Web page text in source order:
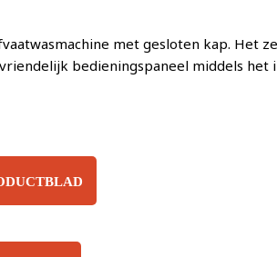
met gesloten kap. Het
bedieningspaneel middels